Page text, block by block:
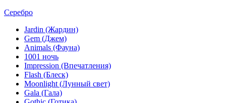
Серебро
Jardin (Жардин)
Gem (Джем)
Animals (Фауна)
1001 ночь
Impression (Впечатления)
Flash (Блеск)
Moonlight (Лунный свет)
Gala (Гала)